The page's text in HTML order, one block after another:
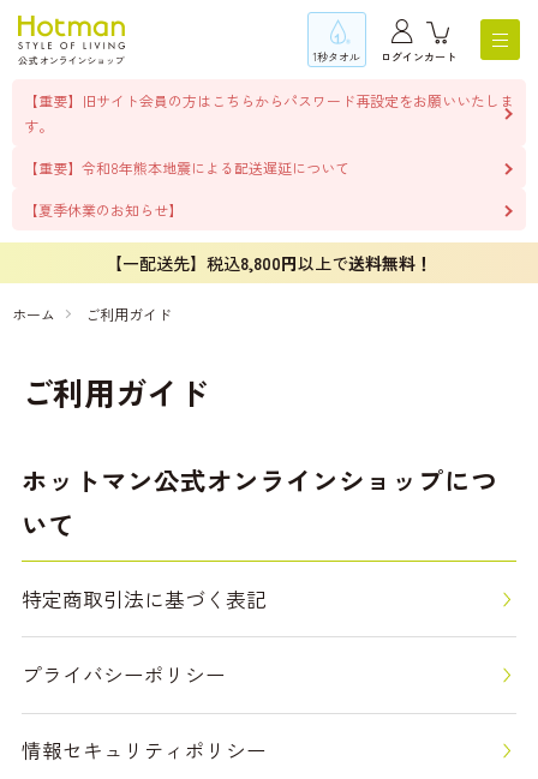
1秒タオル ログインカート
【重要】旧サイト会員の方はこちらからパスワード再設定をお願いいたしま
す。
【重要】令和8年熊本地震による配送遅延について
【夏季休業のお知らせ】
【一配送先】税込8,800円以上で送料無料！
ホーム ご利用ガイド
ご利用ガイド
ホットマン公式オンラインショップにつ
いて
特定商取引法に基づく表記
プライバシーポリシー
情報セキュリティポリシー